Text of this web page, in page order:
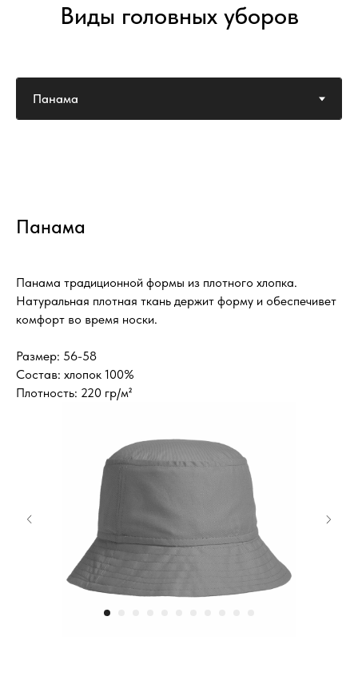
Виды головных уборов
Панама
Панама традиционной формы из плотного хлопка.
Натуральная плотная ткань держит форму и обеспечивет
комфорт во время носки.
Размер: 56-58
Состав: хлопок 100%
Плотность: 220 гр/м²